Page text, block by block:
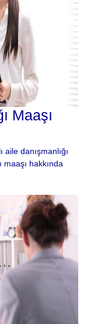
Maaşı
aile danışmanlığı
hakkında